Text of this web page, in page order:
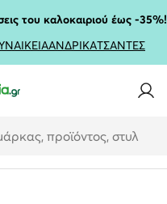
ΠΕΡΙΕΧΌΜΕΝΟ
ΑΝΑΖΉΤΗΣΗ
του καλοκαιριού έως -35%!
ΑΝΔΡΙΚΑΤΣΑΝΤΕΣ
προϊόντος, στυλ